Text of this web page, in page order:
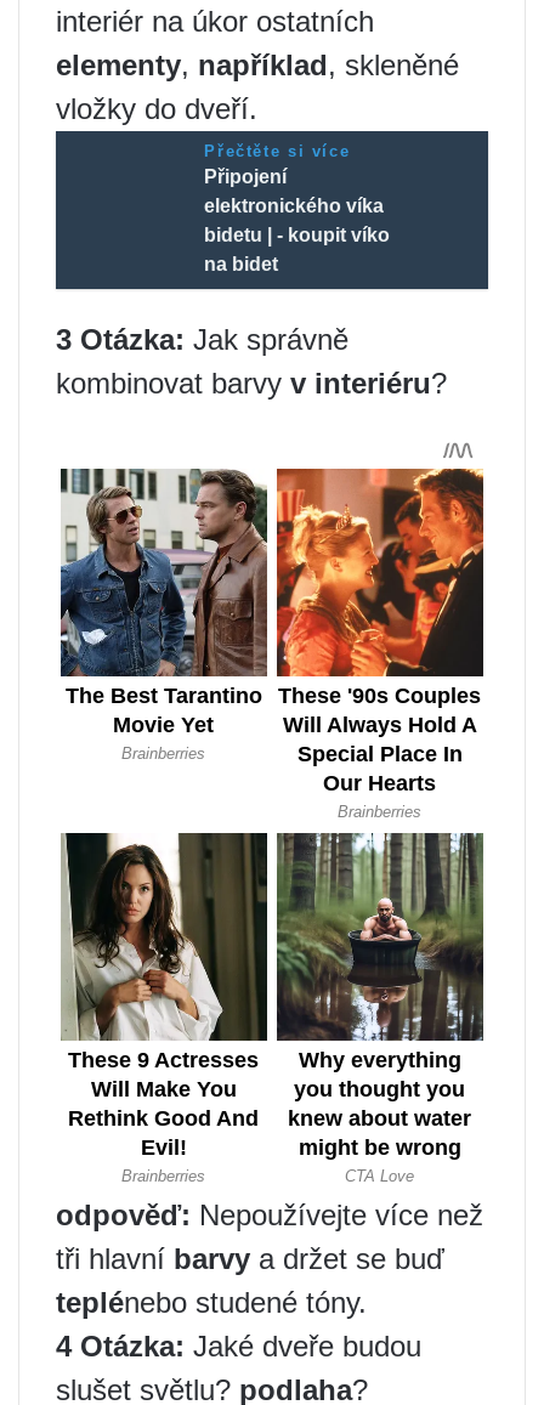
interiér na úkor ostatních
elementy, například, skleněné
vložky do dveří.
Přečtěte si více
Připojení
elektronického víka
bidetu | - koupit víko
na bidet
3 Otázka: Jak správně
kombinovat barvy v interiéru?
odpověď: Nepoužívejte více než
tři hlavní barvy a držet se buď
teplénebo studené tóny.
4 Otázka: Jaké dveře budou
slušet světlu? podlaha?